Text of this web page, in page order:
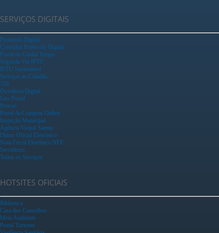
SERVIÇOS DIGITAIS
Protocolo Digital
Consultar Protocolo Digital
Portal do Ganha Tempo
Segunda Via IPTU
IPTU Sustentável
Serviços ao Cidadão
156
Ouvidoria Digital
Geo Portal
Procon
Portal de Compras Online
Inspeção Municipal
Agência Virtual Saema
Diário Oficial Eletrônico
Nota Fiscal Eletrônica NFE
Servidores
Todos os Serviços
HOTSITES OFICIAIS
Biblioteca
Casa dos Conselhos
Meio Ambiente
Portal Turismo